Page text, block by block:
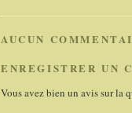
AUCUN
ENREGISTRER UN
Vous avez bien un avis sur la